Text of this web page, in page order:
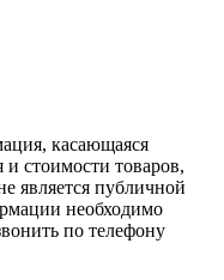
касающаяся
и стоимости товаров,
является публичной
необходимо
по телефону